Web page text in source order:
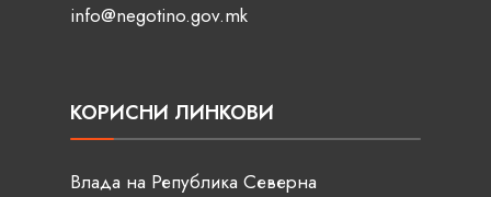
info@negotino.gov.mk
КОРИСНИ ЛИНКОВИ
Влада на Република Северна